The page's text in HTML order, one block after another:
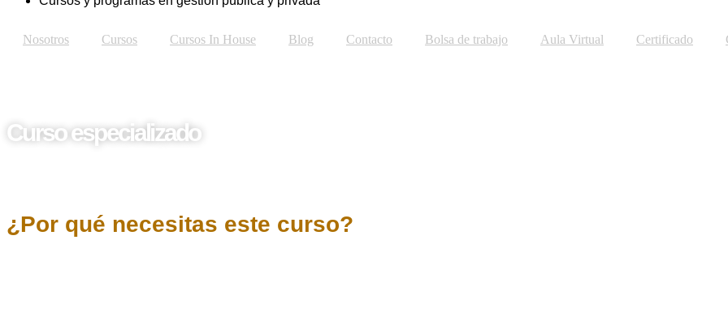
Nosotros Cursos Cursos In House Blog Contacto Bolsa de trabajo Aula Virtual Certificado
Curso especializado
¿Por qué necesitas este curso?